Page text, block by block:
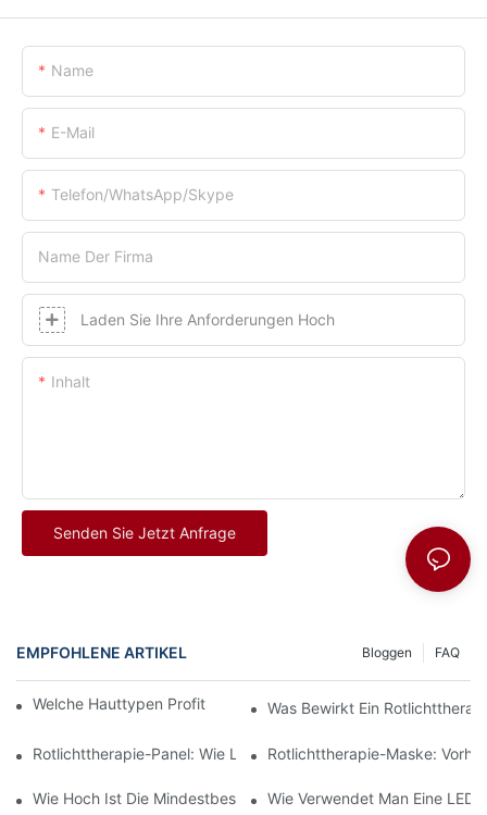
Name
E-Mail
Telefon/WhatsApp/Skype
Name Der Firma
Laden Sie Ihre Anforderungen Hoch
Inhalt
Senden Sie Jetzt Anfrage
EMPFOHLENE ARTIKEL FAQ
Bloggen
Welche Hauttypen Profitieren Von Rotlichttherapie?
Was Bewirkt Ein
Rotlichttherapie-Panel: Wie Lange Dauert Es, Bis Ergebnisse
Rotlichttherapie-Maske:
Wie Hoch Ist Die Mindestbestellmenge (MOQ) Für
Wie Verwendet Man Eine